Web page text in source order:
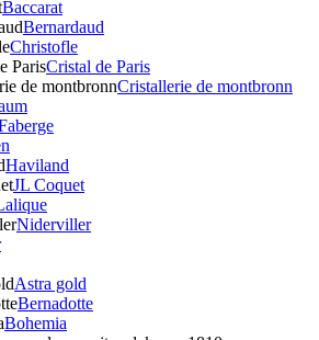
Baccarat
Bernardaud
Christofle
Cristal de Paris
Cristallerie de montbronn
Haviland
JL Coquet
Niderviller
Astra gold
Bernadotte
Bohemia